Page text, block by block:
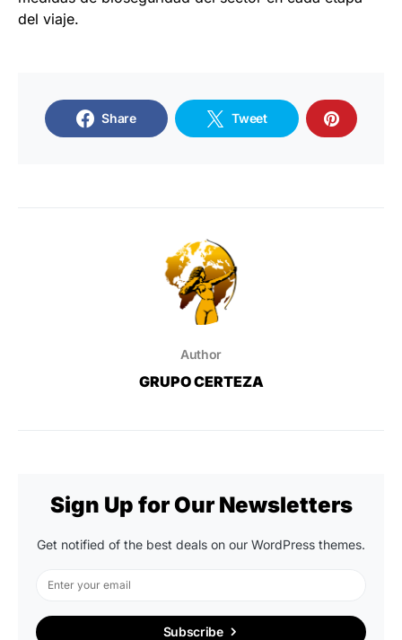
del viaje.
Share Tweet
Author
GRUPO CERTEZA
Sign Up for Our Newsletters
Get notified of the best deals on our WordPress themes.
Subscribe